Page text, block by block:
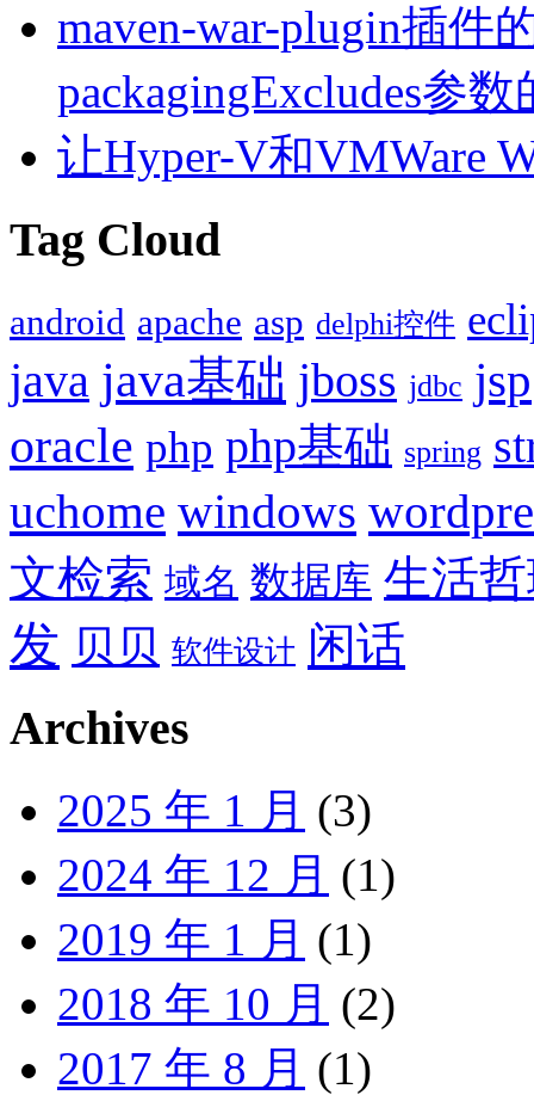
maven-war-plugin插件
packagingExcludes参
让Hyper-V和VMWare
Tag Cloud
android apache asp delphi控件
java java基础 jboss jdbc jsp
oracle php php基础 spring
uchome windows
文检索 域名 数据库 生活
发 贝贝 软件设计 闲话
Archives
2025 年 1 月 (3)
2024 年 12 月 (1)
2019 年 1 月 (1)
2018 年 10 月 (2)
2017 年 8 月 (1)